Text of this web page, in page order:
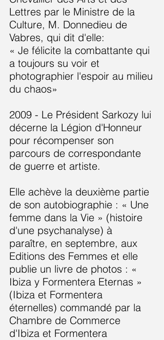
Lettres par le Ministre de la
Culture, M. Donnedieu de
Vabres, qui dit d'elle:
« Je félicite la combattante qui
a toujours su voir et
photographier l'espoir au milieu
du chaos»
2009 - Le Président Sarkozy lui
décerne la Légion d'Honneur
pour récompenser son
parcours de correspondante
de guerre et artiste.
Elle achève la deuxième partie
de son autobiographie : « Une
femme dans la Vie » (histoire
d'une psychanalyse) à
paraître, en septembre, aux
Editions des Femmes et elle
publie un livre de photos : «
Ibiza y Formentera Eternas »
(Ibiza et Formentera
éternelles) commandé par la
Chambre de Commerce
d'Ibiza et Formentera